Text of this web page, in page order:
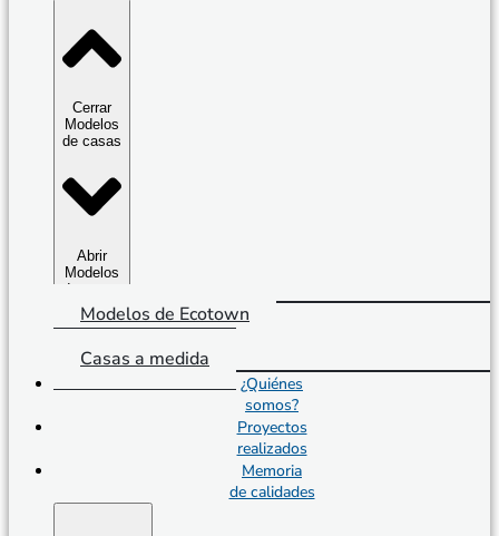
Cerrar
Modelos
de casas
Abrir
Modelos
de casas
Modelos de Ecotown
Casas a medida
¿Quiénes
somos?
Proyectos
realizados
Memoria
de calidades